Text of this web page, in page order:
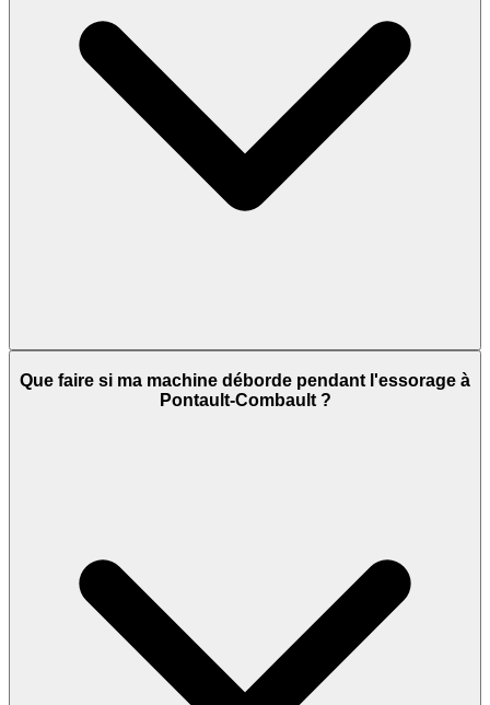
Que faire si ma machine déborde pendant l'essorage à
Pontault-Combault ?